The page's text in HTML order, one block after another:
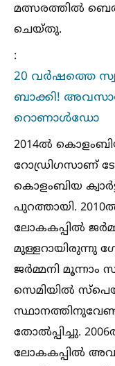
മത്സരത്തില്‍
ചെയ്തു.
:
20 വർഷത്തെ
ബാക്കി!
റൊണാള്‍ഡോ
2014ല്‍
റോഡ്രിഗസാണ്
കൊളംബിയ
പുറത്തായി.
ലോകകപ്പില്‍
മുള്ളറായിരുന്നു
ജർമ്മനി മൂന്നാം
സെമിയില്‍
തോല്‍പ്പിച്ചു.
ലോകകപ്പില്‍